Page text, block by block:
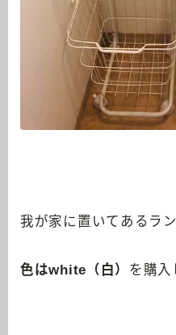
我が家に置いてあるラ
色はwhite（白） を購入